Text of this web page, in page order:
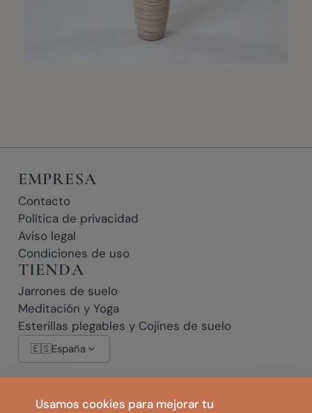
Usamos cookies para mejorar tu
EMPRESA
Contacto
Política de privacidad
Aviso legal
Condiciones de uso
TIENDA
Jarrones de suelo
Meditación y Yoga
Esterillas plegables y Cojines de suelo
🇪🇸España
* Enlaces de afiliado: si hace clic en un enlace marcado con * y realiza